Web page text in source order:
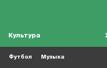
Культура
Футбол Музыка